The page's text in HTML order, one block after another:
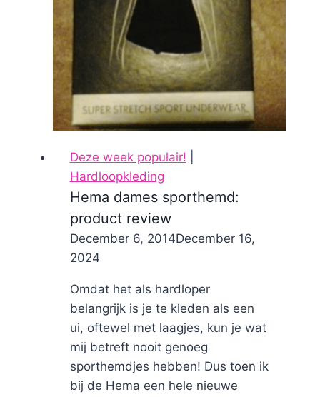
Deze week populair!
Hardloopkleding
Hema dames sporthemd:
product review
ByNicole
December 6, 2014December 16,
2024
Omdat het als hardloper
belangrijk is je te kleden als een
ui, oftewel met laagjes, kun je wat
mij betreft nooit genoeg
sporthemdjes hebben! Dus toen ik
bij de Hema een hele nieuwe